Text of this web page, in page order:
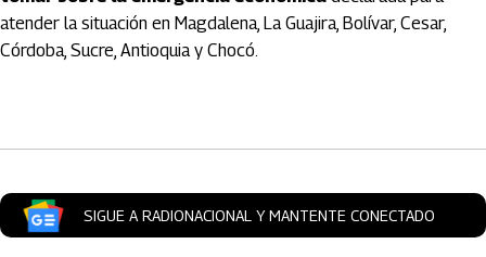
atender la situación en Magdalena, La Guajira, Bolívar, Cesar,
Córdoba, Sucre, Antioquia y Chocó.
SIGUE A RADIONACIONAL Y MANTENTE CONECTADO